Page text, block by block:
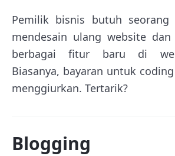
Pemilik bisnis butuh
mendesain ulang website dan
berbagai fitur baru di
Biasanya, bayaran untuk
menggiurkan. Tertarik?
Blogging